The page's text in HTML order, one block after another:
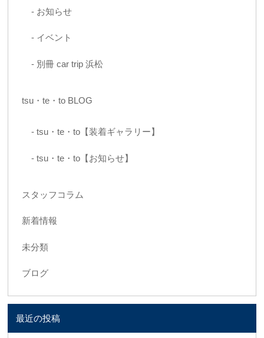
お知らせ
イベント
別冊 car trip 浜松
tsu・te・to BLOG
tsu・te・to【装着ギャラリー】
tsu・te・to【お知らせ】
スタッフコラム
新着情報
未分類
ブログ
最近の投稿